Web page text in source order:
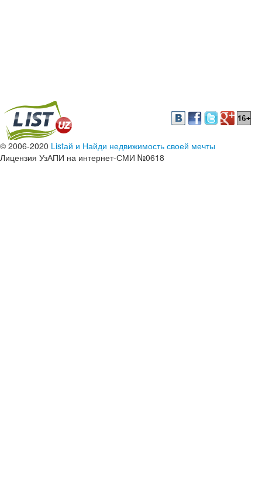
© 2006-2020 Listай и Найди недвижимость своей мечты
Лицензия УзАПИ на интернет-СМИ №0618